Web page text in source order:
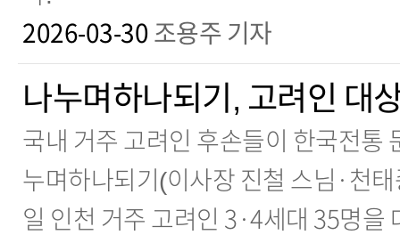
2026-03-30 조용주 기자
나누며하나되기, 고려인 대
국내 거주 고려인 후손들이 한국전통
누며하나되기(이사장 진철 스님·천
일 인천 거주 고려인 3·4세대 35명을